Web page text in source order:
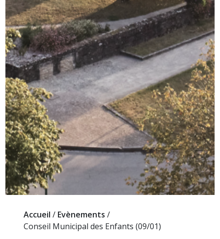
Accueil / Evènements /
Conseil Municipal des Enfants (09/01)